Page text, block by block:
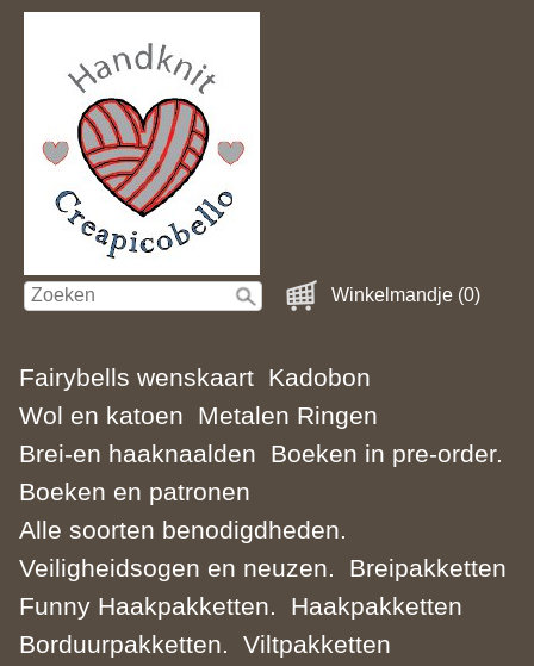
Winkelmandje (0)
Fairybells wenskaart Kadobon
Wol en katoen
Metalen Ringen
Brei-en haaknaalden
Boeken in pre-order.
Boeken en patronen
Alle soorten benodigdheden.
Veiligheidsogen en neuzen.
Breipakketten
Funny Haakpakketten.
Haakpakketten
Borduurpakketten.
Viltpakketten